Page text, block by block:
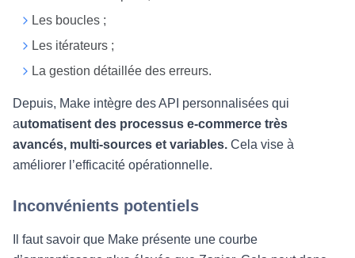
Les boucles ;
Les itérateurs ;
La gestion détaillée des erreurs.
Depuis, Make intègre des API personnalisées qui
automatisent des processus e-commerce très
avancés, multi-sources et variables. Cela vise à
améliorer l’efficacité opérationnelle.
Inconvénients potentiels
Il faut savoir que Make présente une courbe